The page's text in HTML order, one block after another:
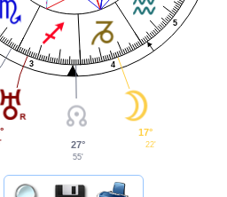
3 4
5
27°
55'
17°
22'